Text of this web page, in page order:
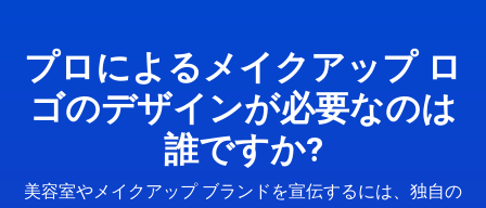
プロによるメイクアップ ロ
ゴのデザインが必要なのは
誰ですか?
美容室やメイクアップ ブランドを宣伝するには、独自の